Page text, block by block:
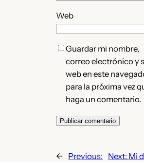
Web
Guardar mi nombre,
correo electrónico y
web en este
para la próxima vez
haga un comentario.
← Previous:
Next: Mi